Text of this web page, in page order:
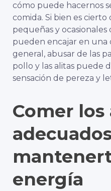
cómo puede hacernos
comida. Si bien es
pequeñas y
pueden encajar en una
general, abusar de las
pollo y las alitas puede
sensación de pereza y
Comer
energía